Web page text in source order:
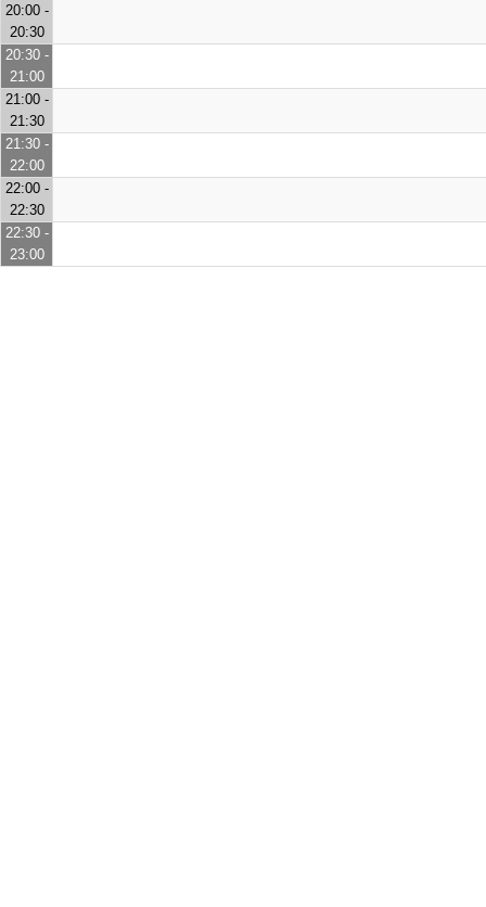
20:00 -
20:30
20:30 -
21:00
21:00 -
21:30
21:30 -
22:00
22:00 -
22:30
22:30 -
23:00